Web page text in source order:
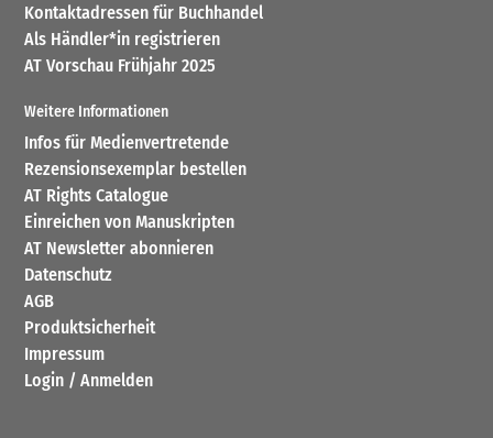
Kontaktadressen für Buchhandel
Als Händler*in registrieren
AT Vorschau Frühjahr 2025
Weitere Informationen
Infos für Medienvertretende
Rezensionsexemplar bestellen
AT Rights Catalogue
Einreichen von Manuskripten
AT Newsletter abonnieren
Datenschutz
AGB
Produktsicherheit
Impressum
Login / Anmelden